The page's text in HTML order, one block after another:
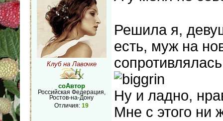
Клуб на Лавочке
соАвтор
Российская Федерация,
Ростов-на-Дону
Отличия: 19
Решила я,
есть, муж на
Ну и ладно,
Мне с этого ни